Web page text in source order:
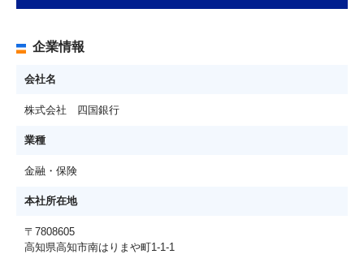
企業情報
会社名
株式会社 四国銀行
業種
金融・保険
本社所在地
〒7808605
高知県高知市南はりまや町1-1-1